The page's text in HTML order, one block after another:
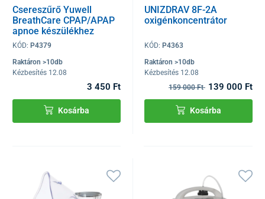
Csereszűrő Yuwell
BreathCare CPAP/APAP
apnoe készülékhez
KÓD: P4379
Raktáron >10db
Kézbesítés 12.08
3 450 Ft
Kosárba
UNIZDRAV 8F-2A
oxigénkoncentrátor
KÓD:P4363
Raktáron >10db
Kézbesítés 12.08
159 000 Ft 139 000 Ft
Kosárba